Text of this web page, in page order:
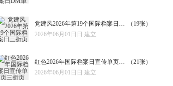
党建风2026年第19个国际档案日三折页
（19张）
2026年06月01日日 建立
红色2026年国际档案日宣传单页三折页
（21张）
2026年06月01日日 建立